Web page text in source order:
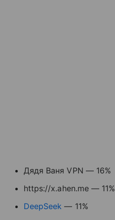
Дядя Ваня VPN — 16%
https://x.ahen.me — 11%
DeepSeek — 11%